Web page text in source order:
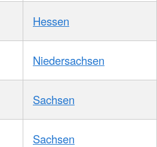
Hessen
Niedersachsen
Sachsen
Sachsen